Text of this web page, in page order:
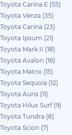
Toyota Carina E (55)
Toyota Venza (35)
Toyota Carina (23)
Toyota Ipsum (21)
Toyota Mark II (18)
Toyota Avalon (16)
Toyota Matrix (15)
Toyota Sequoia (12)
Toyota Auris (11)
Toyota Hilux Surf (9)
Toyota Tundra (8)
Toyota Scion (7)